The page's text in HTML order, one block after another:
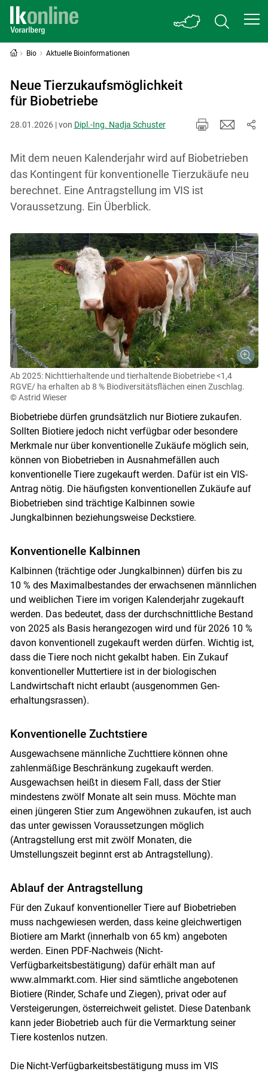
Skip to main content
Bio Aktuelle Bioinformationen
Neue Tierzukaufsmöglichkeit
für Biobetriebe
28.01.2026 | von Dipl.-Ing. Nadja Schuster
Mit dem neuen Kalenderjahr wird auf Biobetrieben
das Kontingent für konventionelle Tierzukäufe neu
berechnet. Eine Antragstellung im VIS ist
Voraussetzung. Ein Überblick.
Ab 2025: Nichttierhaltende und tierhaltende Biobetriebe <1,4
RGVE/ ha erhalten ab 8 % Biodiversitätsflächen einen Zuschlag.
© Astrid Wieser
Biobetriebe dürfen grundsätzlich nur Biotiere zukaufen.
Sollten Biotiere jedoch nicht verfügbar oder besondere
Merkmale nur über konventionelle Zukäufe möglich sein,
können von Biobetrieben in Ausnahmefällen auch
konventionelle Tiere zugekauft werden. Dafür ist ein VIS-
Antrag nötig. Die häufigsten konventionellen Zukäufe auf
Biobetrieben sind trächtige Kalbinnen sowie
Jungkalbinnen beziehungsweise Deckstiere.
Konventionelle Kalbinnen
Kalbinnen (trächtige oder Jungkalbinnen) dürfen bis zu
10 % des Maximalbestandes der erwachsenen männlichen
und weiblichen Tiere im vorigen Kalenderjahr zugekauft
werden. Das bedeutet, dass der durchschnittliche Bestand
von 2025 als Basis herangezogen wird und für 2026 10 %
davon konventionell zugekauft werden dürfen. Wichtig ist,
dass die Tiere noch nicht gekalbt haben. Ein Zukauf
konventioneller Muttertiere ist in der biologischen
Landwirtschaft nicht erlaubt (ausgenommen Gen­
erhaltungsrassen).
Konventionelle Zuchtstiere
Ausgewachsene männliche Zuchttiere können ohne
zahlenmäßige Beschränkung zugekauft werden.
Ausgewachsen heißt in diesem Fall, dass der Stier
mindestens zwölf Monate alt sein muss. Möchte man
einen jüngeren Stier zum Angewöhnen zukaufen, ist auch
das unter gewissen Voraussetzungen möglich
(Antragstellung erst mit zwölf Monaten, die
Umstellungszeit beginnt erst ab Antragstellung).
Ablauf der Antragstellung
Für den Zukauf konventioneller Tiere auf Biobetrieben
muss nachgewiesen werden, dass keine gleichwertigen
Biotiere am Markt (innerhalb von 65 km) angeboten
werden. Einen PDF-Nachweis (Nicht-
Verfügbarkeitsbestätigung) dafür erhält man auf
www.almmarkt.com. Hier sind sämtliche angebotenen
Biotiere (Rinder, Schafe und Ziegen), privat oder auf
Versteigerungen, österreichweit gelistet. Diese Datenbank
kann jeder Biobetrieb auch für die Vermarktung seiner
Tiere kostenlos nutzen.
Die Nicht-Verfügbarkeitsbestätigung muss im VIS